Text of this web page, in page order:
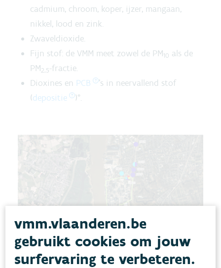
cadmium, chroom, koper, ijzer, mangaan,
nikkel, lood en zink.
Zwaveldioxide.
Fijn stof: de VMM meet zowel de PM10 als de
PM2,5-fractie.
Dioxines en PCB
’s in neervallend stof
(depositie )*.
vmm.vlaanderen.be
gebruikt cookies om jouw
surfervaring te verbeteren.